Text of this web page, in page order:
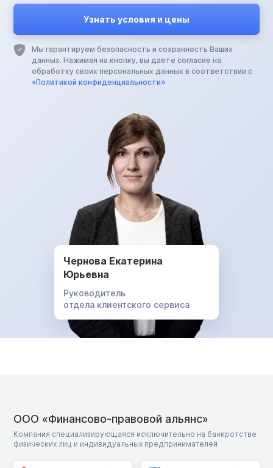
Мы гарантируем безопасность и сохранность Ваших
данных. Нажимая на кнопку, вы даете согласие на
обработку своих персональных данных в соответствии с
«Политикой конфиденциальности»
Чернова Екатерина
Юрьевна
Руководитель
отдела клиентского сервиса
ООО «Финансово-правовой альянс»
Компания специализирующаяся исключительно на банкротстве
физических лиц и индивидуальных предпринимателей